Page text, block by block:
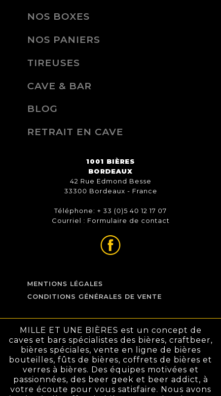
NOS BOXES
NOS PANIERS
TIREUSES
CAVE & BAR
BLOG
RETRAIT EN CAVE
1001 BIÈRES
BORDEAUX
42 Rue Edmond Besse
33300 Bordeaux - France
Téléphone: + 33 (0)5 40 12 17 07
Courriel : Formulaire de contact
MENTIONS LÉGALES
CONDITIONS GÉNÉRALES DE VENTE
MILLE ET UNE BIÈRES est un concept de
caves et bars spécialistes des bières, craftbeer,
bières spéciales, vente en ligne de bières
bouteilles, fûts de bières, coffrets de bières et
verres à bières. Des équipes motivées et
passionnées, des beer geek et beer addict, à
votre écoute pour vous satisfaire. Nous avons